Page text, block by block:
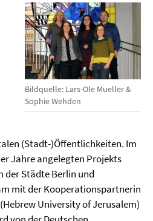
Bildquelle: Lars-Ole Mueller &
Sophie Wehden
(Stadt-)Öffentlichkeiten. Im
Jahre angelegten Projekts
der Städte Berlin und
mit der Kooperationspartnerin
University of Jerusalem)